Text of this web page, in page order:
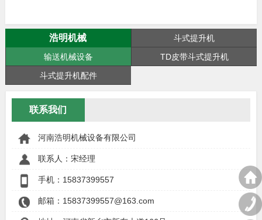
浩明机械
斗式提升机
输送机械设备
TD皮带斗式提升机
斗式提升机配件
联系我们
河南浩明机械设备有限公司
联系人：宋经理
手机： 15837399557
邮箱：15837399557@163.com